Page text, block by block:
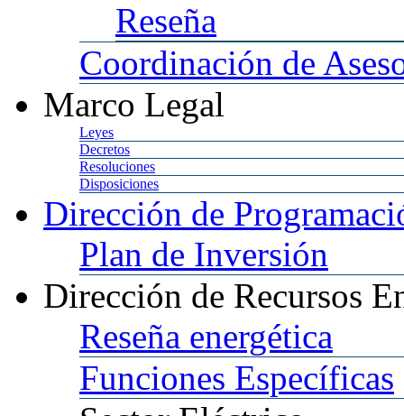
Reseña
Coordinación de
Marco Legal
Leyes
Decretos
Resoluciones
Disposiciones
Dirección de
Plan de Inversión
Dirección de Recursos
Reseña energética
Funciones Específicas